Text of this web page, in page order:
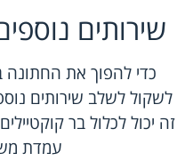
שירותים
כדי להפוך את
לשקול לשלב שירותים
זה יכול לכלול בר
עמדת